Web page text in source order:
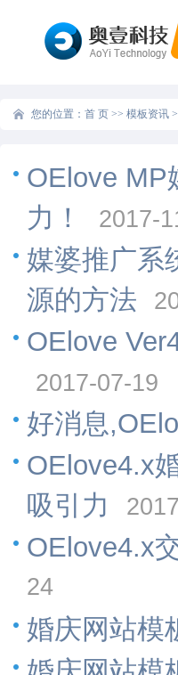
您的位置： 首 页 >> 模板资讯
OElove MP
力！
2017-
媒婆推广系
源的方法
OElove
2017-07-19
好消息
OElove4.x
吸引力
OElove4.x
24
婚庆网站模